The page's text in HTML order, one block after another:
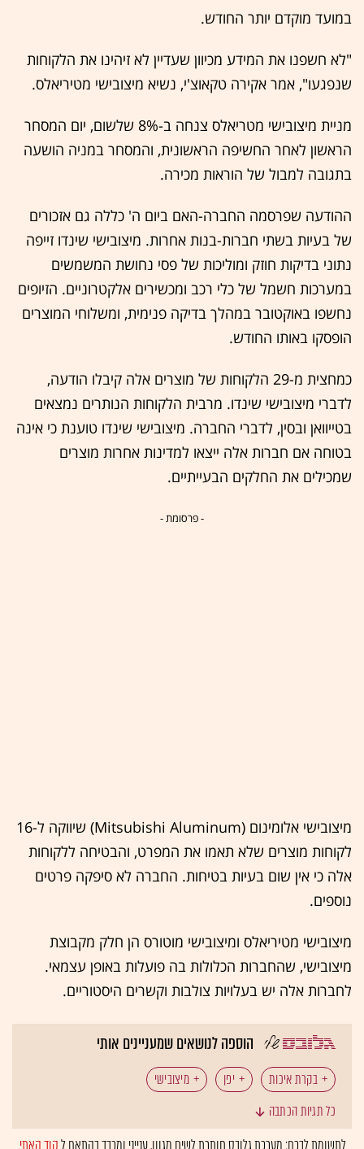
במועד מוקדם יותר החודש.
"לא חשפנו את המידע מכיוון שעדיין לא זיהינו את הלקוחות
שנפגעו", אמר אקירה טקאוצ'י, נשיא מיצובישי מטיריאלס.
מניית מיצובישי מטריאלס צנחה ב-8% שלשום, יום המסחר
הראשון לאחר החשיפה הראשונית, והמסחר במניה הושעה
בתגובה למבול של הוראות מכירה.
ההודעה שפרסמה החברה-האם ביום ה' כללה גם אזכורים
של בעיות בשתי חברות-בנות אחרות. מיצובישי שינדו זייפה
נתוני בדיקות חוזק ומוליכות של פסי נחושת המשמשים
במערכות חשמל של כלי רכב ומכשירים אלקטרוניים. הזיופים
נחשפו באוקטובר במהלך בדיקה פנימית, ומשלוחי המוצרים
הופסקו באותו החודש.
כמחצית מ-29 הלקוחות של מוצרים אלה קיבלו הודעה,
לדברי מיצובישי שינדו. מרבית הלקוחות הנותרים נמצאים
בטייוואן ובסין, לדברי החברה. מיצובישי שינדו טוענת כי אינה
בטוחה אם חברות אלה ייצאו למדינות אחרות מוצרים
שמכילים את החלקים הבעייתיים.
- פרסומת -
מיצובישי אלומינום (Mitsubishi Aluminum) שיווקה ל-16
לקוחות מוצרים שלא תאמו את המפרט, והבטיחה ללקוחות
אלה כי אין שום בעיות בטיחות. החברה לא סיפקה פרטים
נוספים.
מיצובישי מטיריאלס ומיצובישי מוטורס הן חלק מקבוצת
מיצובישי, שהחברות הכלולות בה פועלות באופן עצמאי.
לחברות אלה יש בעלויות צולבות וקשרים היסטוריים.
הוספה לנושאים שמעניינים אותי
בקרת איכות יפן
מיצובישי
כל תגיות הכתבה